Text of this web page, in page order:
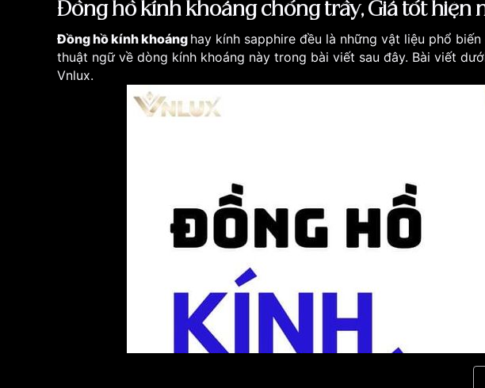
Đồng hồ kính khoáng chống trầy, Giá tốt hiện
Đồng hồ kính khoáng hay kính sapphire đều là những vật liệu phổ
thuật ngữ về dòng kính khoáng này trong bài viết sau đây. Bài viết
Vnlux.